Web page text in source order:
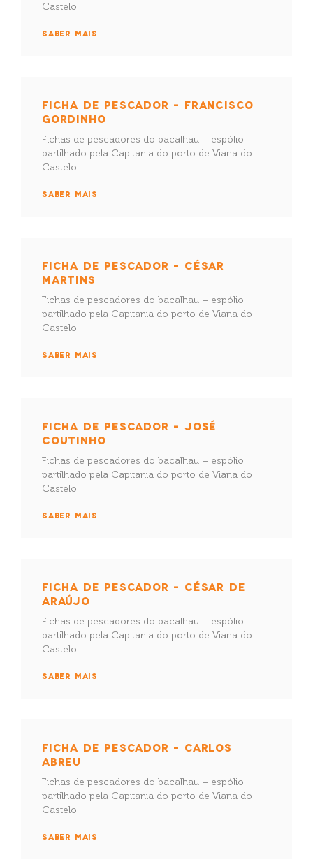
Castelo
SABER MAIS
FICHA DE PESCADOR – FRANCISCO
GORDINHO
Fichas de pescadores do bacalhau – espólio
partilhado pela Capitania do porto de Viana do
Castelo
SABER MAIS
FICHA DE PESCADOR – CÉSAR
MARTINS
Fichas de pescadores do bacalhau – espólio
partilhado pela Capitania do porto de Viana do
Castelo
SABER MAIS
FICHA DE PESCADOR – JOSÉ
COUTINHO
Fichas de pescadores do bacalhau – espólio
partilhado pela Capitania do porto de Viana do
Castelo
SABER MAIS
FICHA DE PESCADOR – CÉSAR DE
ARAÚJO
Fichas de pescadores do bacalhau – espólio
partilhado pela Capitania do porto de Viana do
Castelo
SABER MAIS
FICHA DE PESCADOR – CARLOS
ABREU
Fichas de pescadores do bacalhau – espólio
partilhado pela Capitania do porto de Viana do
Castelo
SABER MAIS